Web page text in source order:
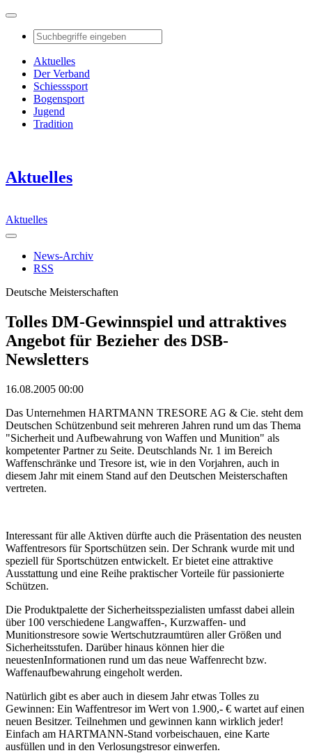
Aktuelles
Der Verband
Schiesssport
Bogensport
Jugend
Tradition
Aktuelles
Aktuelles
News-Archiv
RSS
Deutsche Meisterschaften
Tolles DM-Gewinnspiel und attraktives
Angebot für Bezieher des DSB-
Newsletters
16.08.2005 00:00
Das Unternehmen HARTMANN TRESORE AG & Cie. steht dem
Deutschen Schützenbund seit mehreren Jahren rund um das Thema
"Sicherheit und Aufbewahrung von Waffen und Munition" als
kompetenter Partner zu Seite. Deutschlands Nr. 1 im Bereich
Waffenschränke und Tresore ist, wie in den Vorjahren, auch in
diesem Jahr mit einem Stand auf den Deutschen Meisterschaften
vertreten.
Interessant für alle Aktiven dürfte auch die Präsentation des neusten
Waffentresors für Sportschützen sein. Der Schrank wurde mit und
speziell für Sportschützen entwickelt. Er bietet eine attraktive
Ausstattung und eine Reihe praktischer Vorteile für passionierte
Schützen.
Die Produktpalette der Sicherheitsspezialisten umfasst dabei allein
über 100 verschiedene Langwaffen-, Kurzwaffen- und
Munitionstresore sowie Wertschutzraumtüren aller Größen und
Sicherheitsstufen. Darüber hinaus können hier die
neuestenInformationen rund um das neue Waffenrecht bzw.
Waffenaufbewahrung eingeholt werden.
Natürlich gibt es aber auch in diesem Jahr etwas Tolles zu
Gewinnen: Ein Waffentresor im Wert von 1.900,- € wartet auf einen
neuen Besitzer. Teilnehmen und gewinnen kann wirklich jeder!
Einfach am HARTMANN-Stand vorbeischauen, eine Karte
ausfüllen und in den Verlosungstresor einwerfen.